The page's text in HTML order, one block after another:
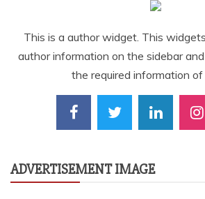
This is a author widget. This
author information on the sidebar
the required information of
ADVERTISEMENT IMAGE